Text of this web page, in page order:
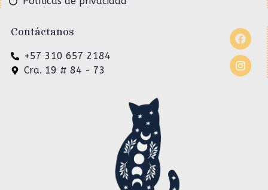
Contáctanos
+57 310 657 2184
Cra. 19 # 84 - 73